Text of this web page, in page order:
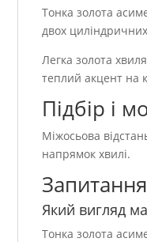
Тонка золота
двох
Легка золота
теплий акцент на
Підбір і
Міжосьова
напрямок хвилі.
Який вигляд
Тонка золота